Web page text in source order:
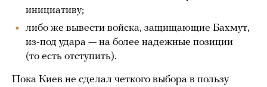
инициативу;
либо же вывести войска, защищающие Бахмут,
из-под удара — на более надежные позиции
(то есть отступить).
Пока Киев не сделал четкого выбора в пользу